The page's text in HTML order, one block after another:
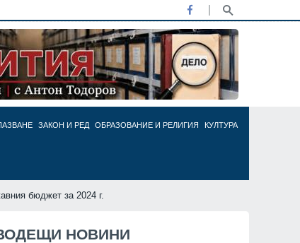
ЗАКОН И РЕД ОБРАЗОВАНИЕ И РЕЛИГИЯ КУЛТУРА
бюджет за 2024 г.
НОВИНИ